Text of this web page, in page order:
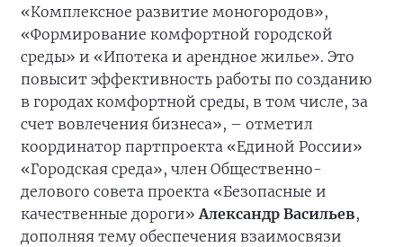
«Комплексное развитие моногородов»,
«Формирование комфортной городской
среды» и «Ипотека и арендное жилье». Это
повысит эффективность работы по созданию
в городах комфортной среды, в том числе, за
счет вовлечения бизнеса», – отметил
координатор партпроекта «Единой России»
«Городская среда», член Общественно-
делового совета проекта «Безопасные и
качественные дороги»Александр Васильев,
дополняя тему обеспечения взаимосвязи